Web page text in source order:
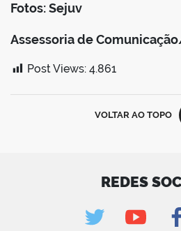
Fotos: Sejuv
Assessoria de
Post Views: 4.861
VOLTAR AO TOPO
REDES